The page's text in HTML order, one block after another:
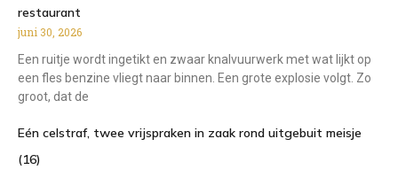
restaurant
juni 30, 2026
Een ruitje wordt ingetikt en zwaar knalvuurwerk met wat lijkt op
een fles benzine vliegt naar binnen. Een grote explosie volgt. Zo
groot, dat de
Eén celstraf, twee vrijspraken in zaak rond uitgebuit meisje
(16)